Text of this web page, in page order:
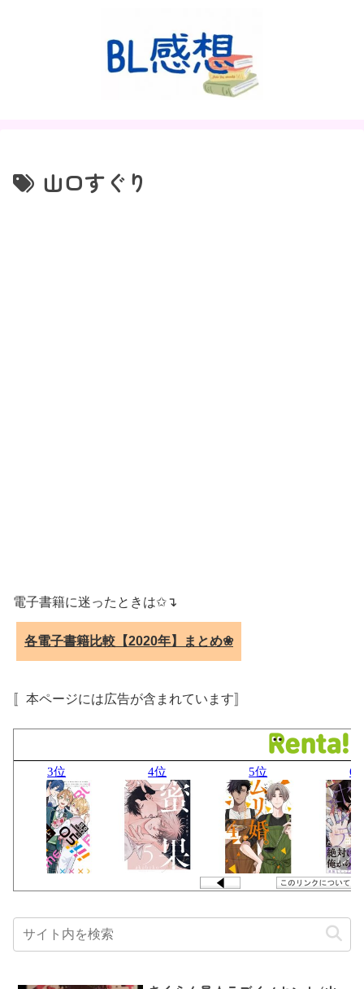
山口すぐり
電子書籍に迷ったときは✩↴
各電子書籍比較【2020年】まとめ❀
〚本ページには広告が含まれています〛